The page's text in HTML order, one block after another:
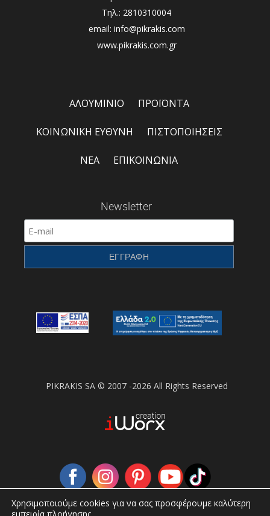
Τηλ.: 2810310004
email: info@pikrakis.com
www.pikrakis.com.gr
ΑΛΟΥΜΙΝΙΟ ΠΡΟΪΟΝΤΑ
ΚΟΙΝΩΝΙΚΗ ΕΥΘΥΝΗ ΠΙΣΤΟΠΟΙΗΣΕΙΣ
ΝΕΑ ΕΠΙΚΟΙΝΩΝΙΑ
Newsletter
PIKRAKIS SA © 2007 -2026 All Rights Reserved
Χρησιμοποιούμε cookies για να σας προσφέρουμε καλύτερη